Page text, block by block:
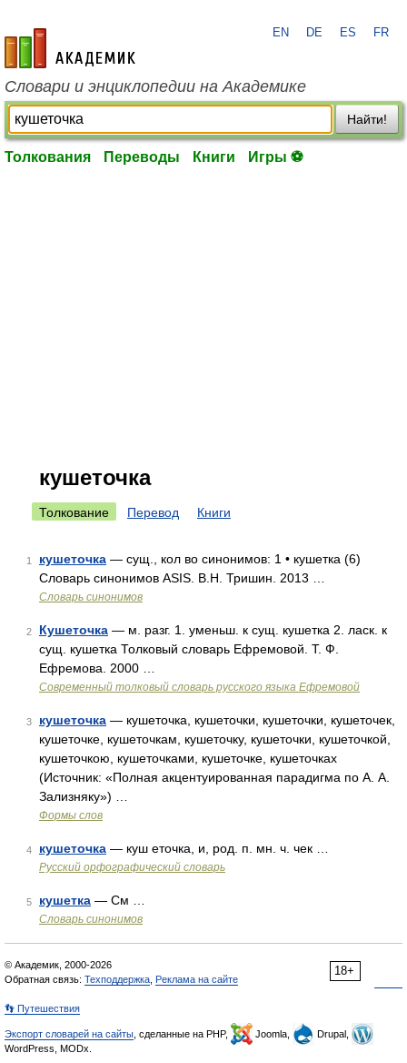
academic.ru
EN DE ES FR
Словари и энциклопедии на Академике
Найти!
Толкования Переводы Книги Игры ⚽
кушеточка
Толкование Перевод Книги
1 кушеточка — сущ., кол во синонимов: 1 • кушетка (6)
Словарь синонимов ASIS. В.Н. Тришин. 2013 …
Словарь синонимов
2 Кушеточка — м. разг. 1. уменьш. к сущ. кушетка 2. ласк. к
сущ. кушетка Толковый словарь Ефремовой. Т. Ф.
Ефремова. 2000 …
Современный толковый словарь русского языка Ефремовой
3 кушеточка — кушеточка, кушеточки, кушеточки, кушеточек,
кушеточке, кушеточкам, кушеточку, кушеточки, кушеточкой,
кушеточкою, кушеточками, кушеточке, кушеточках
(Источник: «Полная акцентуированная парадигма по А. А.
Зализняку») …
Формы слов
4 кушеточка — куш еточка, и, род. п. мн. ч. чек …
Русский орфографический словарь
5 кушетка — См …
Словарь синонимов
18+
© Академик, 2000-2026
Обратная связь: Техподдержка Реклама на сайте
👣 Путешествия
Экспорт словарей на сайты , сделанные на PHP, Joomla,
Drupal,
WordPress, MODx.